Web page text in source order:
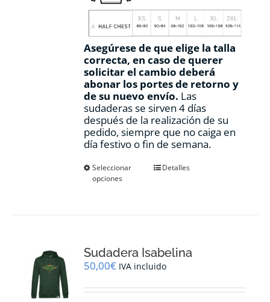
Asegúrese de que elige la talla
correcta, en caso de querer
solicitar el cambio deberá
abonar los portes de retorno y
de su nuevo envío. Las
sudaderas se sirven 4 días
después de la realización de su
pedido, siempre que no caiga en
día festivo o fin de semana.
Seleccionar
opciones
Este
se
pueden
en
Detalles
Sudadera Isabelina
50,00€ IVA incluido